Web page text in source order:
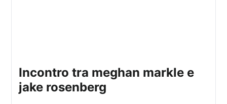
incontro tra meghan markle e
jake rosenberg